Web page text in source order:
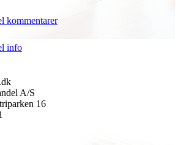
kommentarer
info
A/S
16